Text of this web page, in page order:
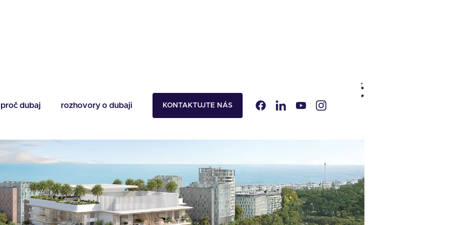
proč dubaj rozhovory o dubaji KONTAKTUJTE NÁS
BAY 5
12 000 000 Kč